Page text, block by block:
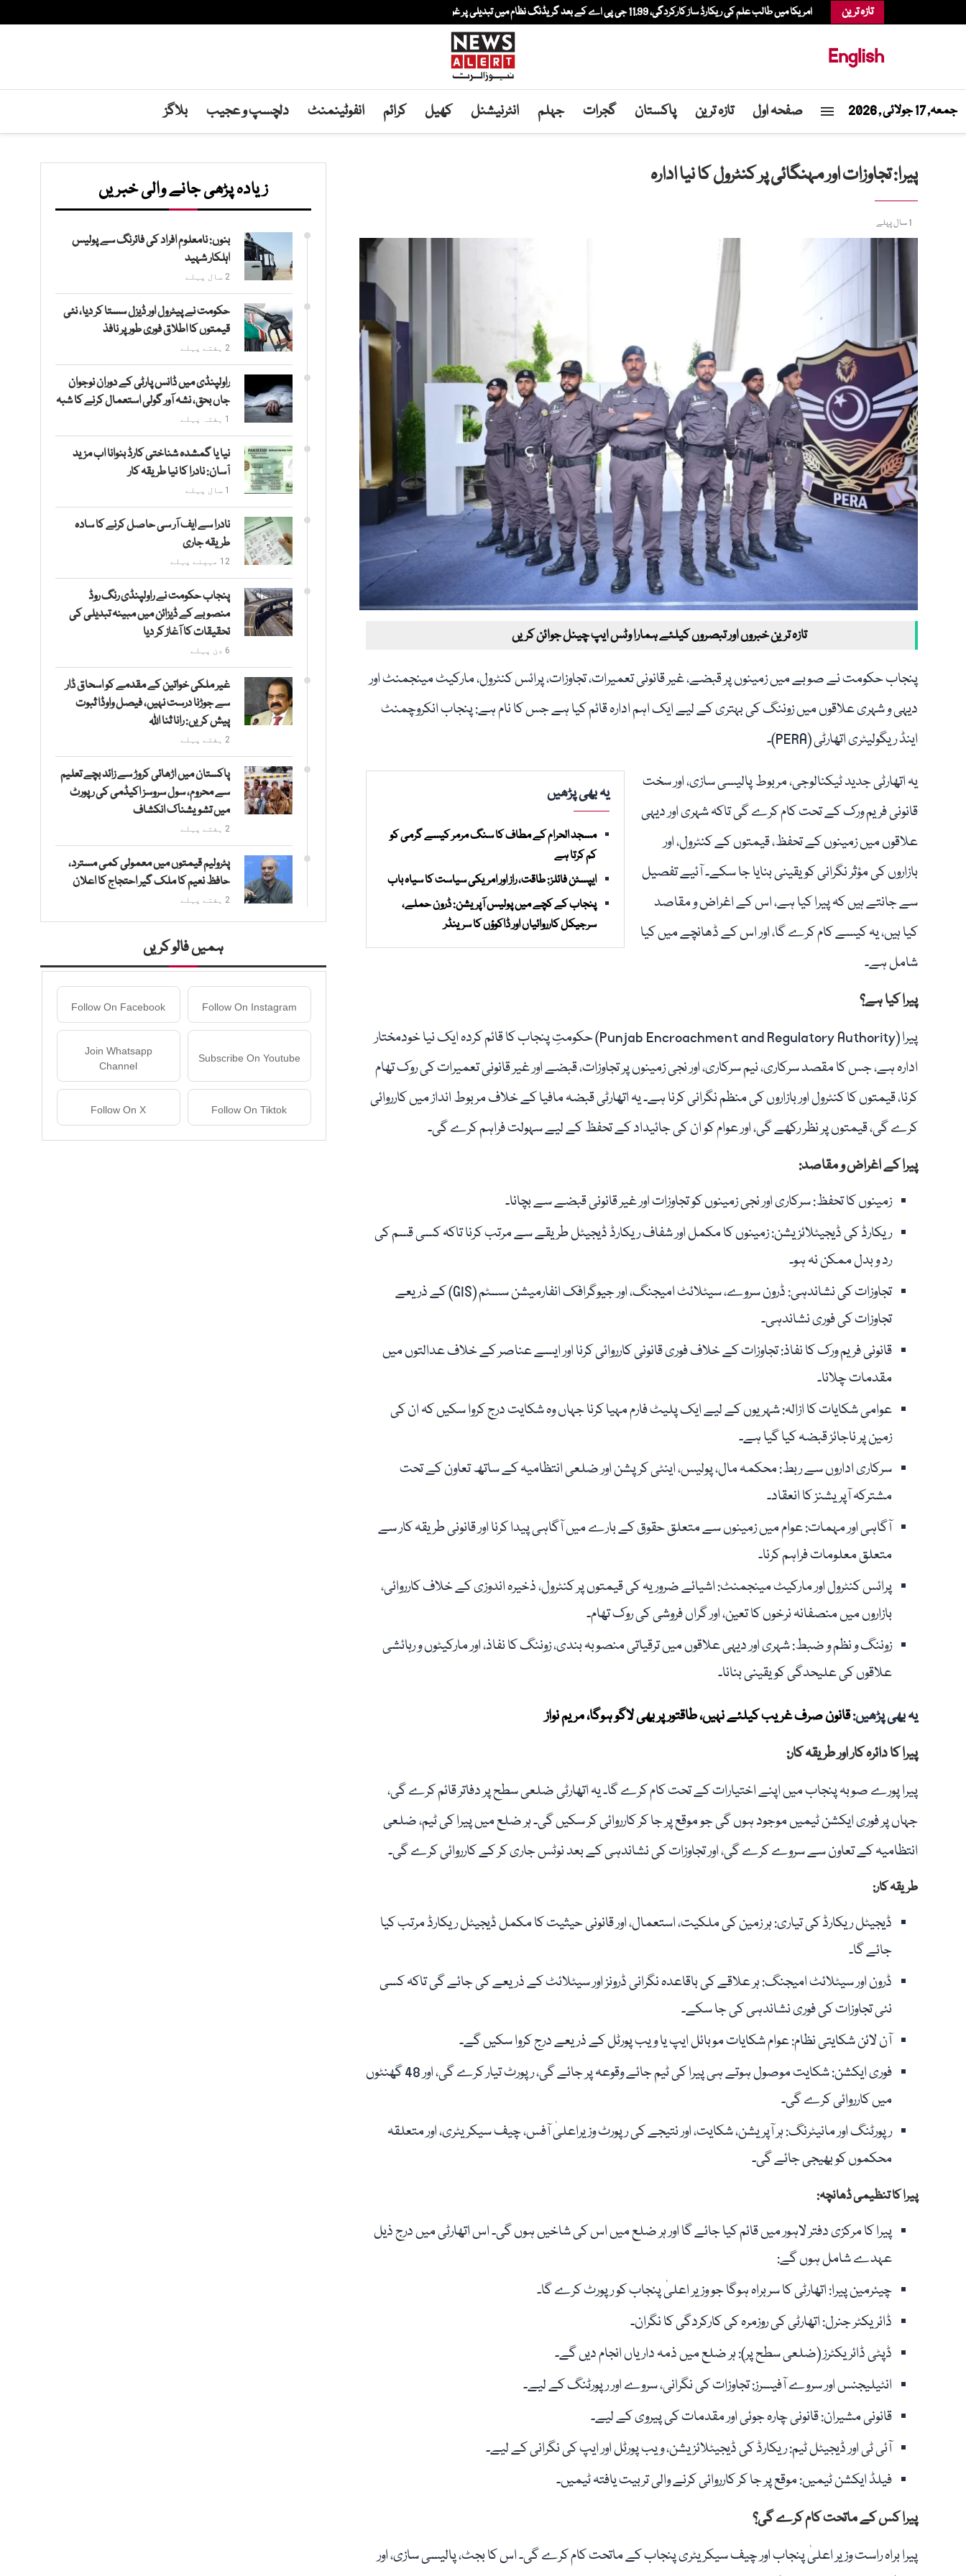
تازہ ترین امریکا میں طالب علم کی ریکارڈ ساز کارکردگی، 11.99 جی پی اے کے بعد گریڈنگ نظام میں تبدیلی پر غور
English
جمعہ, 17 جولائی , 2026 صفحہ اول تازہ ترین پاکستان گجرات جہلم انٹرنیشنل کھیل کرائم انفوٹینمنٹ دلچسپ و عجیب بلاگز
پیرا: تجاوزات اور مہنگائی پر کنٹرول کا نیا ادارہ
1 سال پہلے
تازہ ترین خبروں اور تبصروں کیلئے ہمارا وٹس ایپ چینل جوائن کریں
پنجاب حکومت نے صوبے میں زمینوں پر قبضے، غیر قانونی تعمیرات، تجاوزات، پرائس کنٹرول، مارکیٹ مینجمنٹ اور
دیہی و شہری علاقوں میں زوننگ کی بہتری کے لیے ایک اہم ادارہ قائم کیا ہے جس کا نام ہے: پنجاب انکروچمنٹ
اینڈ ریگولیٹری اتھارٹی (PERA)۔
یہ بھی پڑھیں
مسجد الحرام کے مطاف کا سنگ مرمر کیسے گرمی کو
کم کرتا ہے
ایپسٹن فائلز: طاقت، راز اور امریکی سیاست کا سیاہ باب
پنجاب کے کچے میں پولیس آپریشن: ڈرون حملے،
سرجیکل کارروائیاں اور ڈاکوؤں کا سرینڈر
یہ اتھارٹی جدید ٹیکنالوجی، مربوط پالیسی سازی، اور سخت
قانونی فریم ورک کے تحت کام کرے گی تاکہ شہری اور دیہی
علاقوں میں زمینوں کے تحفظ، قیمتوں کے کنٹرول، اور
بازاروں کی مؤثر نگرانی کو یقینی بنایا جا سکے۔ آئیے تفصیل
سے جانتے ہیں کہ پیرا کیا ہے، اس کے اغراض و مقاصد
کیا ہیں، یہ کیسے کام کرے گا، اور اس کے ڈھانچے میں کیا
شامل ہے۔
پیرا کیا ہے؟
پیرا (Punjab Encroachment and Regulatory Authority) حکومتِ پنجاب کا قائم کردہ ایک نیا خودمختار
ادارہ ہے، جس کا مقصد سرکاری، نیم سرکاری، اور نجی زمینوں پر تجاوزات، قبضے اور غیر قانونی تعمیرات کی روک تھام
کرنا، قیمتوں کا کنٹرول اور بازاروں کی منظم نگرانی کرنا ہے۔ یہ اتھارٹی قبضہ مافیا کے خلاف مربوط انداز میں کارروائی
کرے گی، قیمتوں پر نظر رکھے گی، اور عوام کو ان کی جائیداد کے تحفظ کے لیے سہولت فراہم کرے گی۔
پیرا کے اغراض و مقاصد:
زمینوں کا تحفظ: سرکاری اور نجی زمینوں کو تجاوزات اور غیر قانونی قبضے سے بچانا۔
ریکارڈ کی ڈیجیٹلائزیشن: زمینوں کا مکمل اور شفاف ریکارڈ ڈیجیٹل طریقے سے مرتب کرنا تاکہ کسی قسم کی
رد و بدل ممکن نہ ہو۔
تجاوزات کی نشاندہی: ڈرون سروے، سیٹلائٹ امیجنگ، اور جیوگرافک انفارمیشن سسٹم (GIS) کے ذریعے
تجاوزات کی فوری نشاندہی۔
قانونی فریم ورک کا نفاذ: تجاوزات کے خلاف فوری قانونی کارروائی کرنا اور ایسے عناصر کے خلاف عدالتوں میں
مقدمات چلانا۔
عوامی شکایات کا ازالہ: شہریوں کے لیے ایک پلیٹ فارم مہیا کرنا جہاں وہ شکایت درج کروا سکیں کہ ان کی
زمین پر ناجائز قبضہ کیا گیا ہے۔
سرکاری اداروں سے ربط: محکمہ مال، پولیس، اینٹی کرپشن اور ضلعی انتظامیہ کے ساتھ تعاون کے تحت
مشترکہ آپریشنز کا انعقاد۔
آگاہی اور مہمات: عوام میں زمینوں سے متعلق حقوق کے بارے میں آگاہی پیدا کرنا اور قانونی طریقہ کار سے
متعلق معلومات فراہم کرنا۔
پرائس کنٹرول اور مارکیٹ مینجمنٹ: اشیائے ضروریہ کی قیمتوں پر کنٹرول، ذخیرہ اندوزی کے خلاف کارروائی،
بازاروں میں منصفانہ نرخوں کا تعین، اور گراں فروشی کی روک تھام۔
زوننگ و نظم و ضبط: شہری اور دیہی علاقوں میں ترقیاتی منصوبہ بندی، زوننگ کا نفاذ، اور مارکیٹوں و رہائشی
علاقوں کی علیحدگی کو یقینی بنانا۔
یہ بھی پڑھیں:قانون صرف غریب کیلئے نہیں، طاقتور پر بھی لاگو ہوگا، مریم نواز
پیرا کا دائرہ کار اور طریقہ کار:
پیرا پورے صوبہ پنجاب میں اپنے اختیارات کے تحت کام کرے گا۔ یہ اتھارٹی ضلعی سطح پر دفاتر قائم کرے گی،
جہاں پر فوری ایکشن ٹیمیں موجود ہوں گی جو موقع پر جا کر کارروائی کر سکیں گی۔ ہر ضلع میں پیرا کی ٹیم، ضلعی
انتظامیہ کے تعاون سے سروے کرے گی، اور تجاوزات کی نشاندہی کے بعد نوٹس جاری کر کے کارروائی کرے گی۔
طریقہ کار:
ڈیجیٹل ریکارڈ کی تیاری: ہر زمین کی ملکیت، استعمال، اور قانونی حیثیت کا مکمل ڈیجیٹل ریکارڈ مرتب کیا
جائے گا۔
ڈرون اور سیٹلائٹ امیجنگ: ہر علاقے کی باقاعدہ نگرانی ڈرونز اور سیٹلائٹ کے ذریعے کی جائے گی تاکہ کسی
نئی تجاوزات کی فوری نشاندہی کی جا سکے۔
آن لائن شکایتی نظام: عوام شکایات موبائل ایپ یا ویب پورٹل کے ذریعے درج کروا سکیں گے۔
فوری ایکشن: شکایت موصول ہوتے ہی پیرا کی ٹیم جائے وقوعہ پر جائے گی، رپورٹ تیار کرے گی، اور 48 گھنٹوں
میں کارروائی کرے گی۔
رپورٹنگ اور مانیٹرنگ: ہر آپریشن، شکایت، اور نتیجے کی رپورٹ وزیراعلیٰ آفس، چیف سیکریٹری، اور متعلقہ
محکموں کو بھیجی جائے گی۔
پیرا کا تنظیمی ڈھانچہ:
پیرا کا مرکزی دفتر لاہور میں قائم کیا جائے گا اور ہر ضلع میں اس کی شاخیں ہوں گی۔ اس اتھارٹی میں درج ذیل
عہدے شامل ہوں گے:
چیئرمین پیرا: اتھارٹی کا سربراہ ہوگا جو وزیر اعلیٰ پنجاب کو رپورٹ کرے گا۔
ڈائریکٹر جنرل: اتھارٹی کی روزمرہ کی کارکردگی کا نگران۔
ڈپٹی ڈائریکٹرز (ضلعی سطح پر): ہر ضلع میں ذمہ داریاں انجام دیں گے۔
انٹیلیجنس اور سروے آفیسرز: تجاوزات کی نگرانی، سروے اور رپورٹنگ کے لیے۔
قانونی مشیران: قانونی چارہ جوئی اور مقدمات کی پیروی کے لیے۔
آئی ٹی اور ڈیجیٹل ٹیم: ریکارڈ کی ڈیجیٹلائزیشن، ویب پورٹل اور ایپ کی نگرانی کے لیے۔
فیلڈ ایکشن ٹیمیں: موقع پر جا کر کارروائی کرنے والی تربیت یافتہ ٹیمیں۔
پیرا کس کے ماتحت کام کرے گی؟
پیرا براہ راست وزیر اعلیٰ پنجاب اور چیف سیکریٹری پنجاب کے ماتحت کام کرے گی۔ اس کا بجٹ، پالیسی سازی، اور
زیادہ پڑھی جانے والی خبریں
بنوں: نامعلوم افراد کی فائرنگ سے پولیس
اہلکار شہید
2 سال پہلے
حکومت نے پیٹرول اور ڈیزل سستا کر دیا، نئی
قیمتوں کا اطلاق فوری طور پر نافذ
2 ہفتے پہلے
راولپنڈی میں ڈانس پارٹی کے دوران نوجوان
جاں بحق، نشہ آور گولی استعمال کرنے کا شبہ
1 ہفتہ پہلے
نیا یا گمشدہ شناختی کارڈ بنوانا اب مزید
آسان: نادرا کا نیا طریقہ کار
1 سال پہلے
نادرا سے ایف آر سی حاصل کرنے کا سادہ
طریقہ جاری
12 مہینے پہلے
پنجاب حکومت نے راولپنڈی رنگ روڈ
منصوبے کے ڈیزائن میں مبینہ تبدیلی کی
تحقیقات کا آغاز کر دیا
6 دن پہلے
غیر ملکی خواتین کے مقدمے کو اسحاق ڈار
سے جوڑنا درست نہیں، فیصل واوڈا ثبوت
پیش کریں: رانا ثنا اللہ
2 ہفتے پہلے
پاکستان میں اڑھائی کروڑ سے زائد بچے تعلیم
سے محروم، سول سروسز اکیڈمی کی رپورٹ
میں تشویشناک انکشاف
2 ہفتے پہلے
پٹرولیم قیمتوں میں معمولی کمی مسترد،
حافظ نعیم کا ملک گیر احتجاج کا اعلان
2 ہفتے پہلے
ہمیں فالو کریں
Follow On Instagram
Follow On Facebook
Subscribe On Youtube
Join Whatsapp
Channel
Follow On Tiktok
Follow On X